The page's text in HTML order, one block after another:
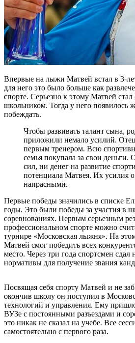
Впервые на лыжи Матвей встал в 3-
для него это было больше как
спорте. Серьезно к этому Матвей стал
школьником. Тогда у него появилось
побеждать.
Чтобы развивать талант сына,
приложили немало усилий. Отец
первым тренером. Всю
семья покупала за свои
сил, ни денег на развитие
потенциала Матвея. Их усилия
напрасными.
Первые победы значились в списке
годы. Это были победы за участия в
соревнованиях. Первым серьезным
профессиональном спорте можно
турнире «Московская лыжня». На
Матвей смог победить всех
место. Через три года спортсмен сдал
нормативы для получение звания
Посвящая себя спорту Матвей и не
окончив школу он поступил в
технологий и управления. Ему
ВУЗе с постоянными разъездами и
это никак не сказал на учебе. Все
самостоятельно с первого раза.